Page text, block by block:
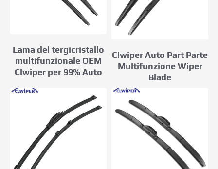
Lama del tergicristallo
multifunzionale OEM
Clwiper per 99% Auto
Clwiper Auto Part Parte
Multifunzione Wiper
Blade